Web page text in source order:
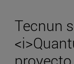
Tecnun